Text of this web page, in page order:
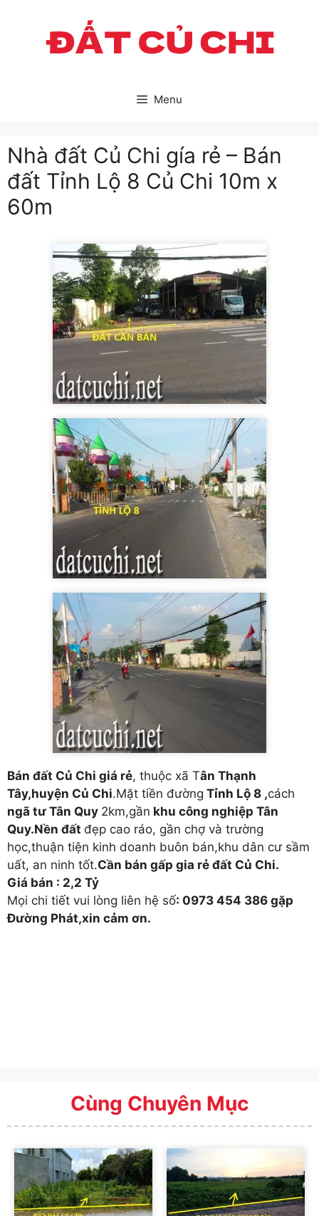
Menu
Nhà đất Củ Chi gía rẻ – Bán
đất Tỉnh Lộ 8 Củ Chi 10m x
60m
Bán đất Củ Chi giá rẻ, thuộc xã Tân Thạnh
Tây,huyện Củ Chi.Mặt tiền đường Tỉnh Lộ 8 ,cách
ngã tư Tân Quy 2km,gần khu công nghiệp Tân
Quy.Nền đất đẹp cao ráo, gần chợ và trường
học,thuận tiện kinh doanh buôn bán,khu dân cư sầm
uất, an ninh tốt.Cần bán gấp gia rẻ đất Củ Chi.
Giá bán : 2,2 Tỷ
Mọi chi tiết vui lòng liên hệ số: 0973 454 386 gặp
Đường Phát,xin cảm ơn.
Cùng Chuyên Mục